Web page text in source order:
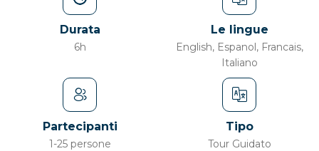
Durata
6h
Le lingue
English, Espanol, Francais,
Italiano
Partecipanti
1-25 persone
Tipo
Tour Guidato